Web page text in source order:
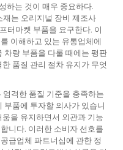
하는 것이 매우 중요하다.
는 오리지널 장비 제조사
터마켓 부품을 요구한다. 이
이해하고 있는 유통업체에
차량 부품을 다룰 때에는 평판
품질 관리 절차 유지가 무엇
격한 품질 기준을 충족하는
부품에 투자할 의사가 있습니
을 유지하면서 외관과 기능
니다. 이러한 소비자 선호를
급업체 파트너십에 관한 정